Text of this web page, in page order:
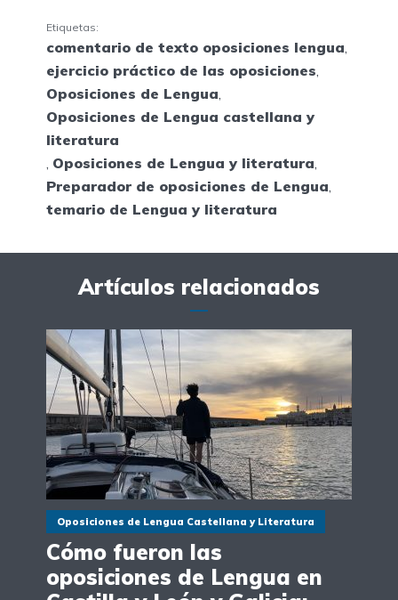
Etiquetas:
comentario de texto oposiciones lengua,
ejercicio práctico de las oposiciones,
Oposiciones de Lengua,
Oposiciones de Lengua castellana y
literatura
, Oposiciones de Lengua y literatura,
Preparador de oposiciones de Lengua,
temario de Lengua y literatura
Artículos relacionados
Oposiciones de Lengua Castellana y Literatura
Cómo fueron las
oposiciones de Lengua en